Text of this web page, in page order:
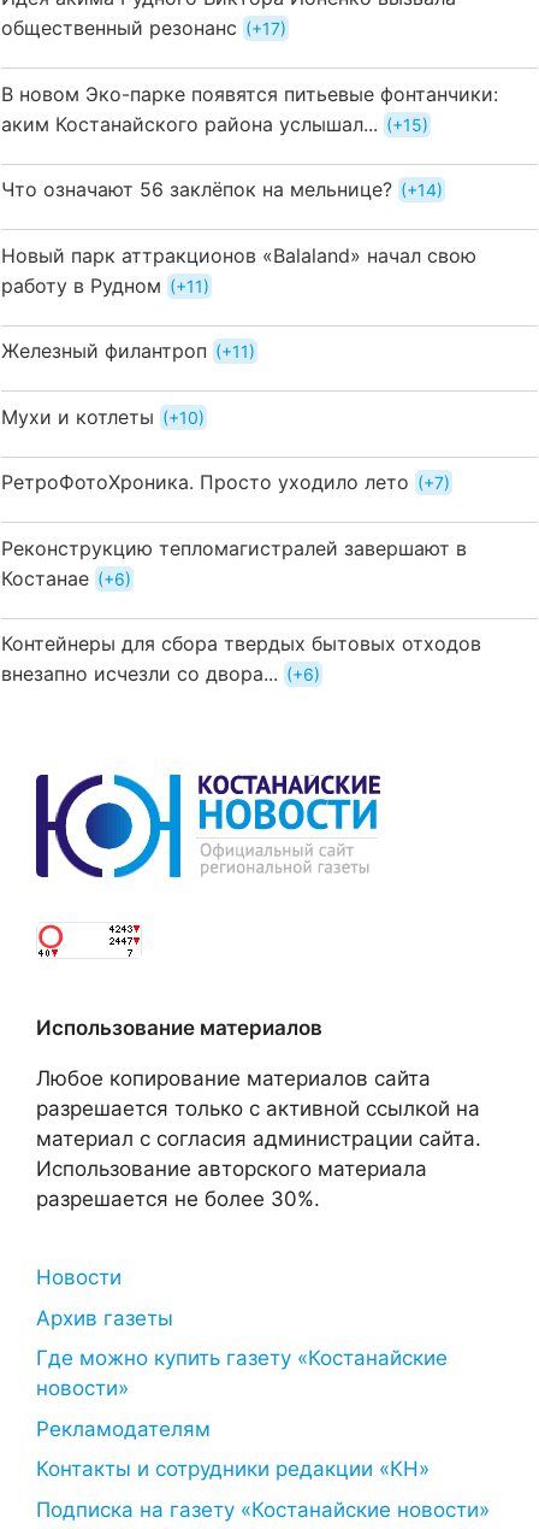
общественный резонанс
+17
В новом Эко-парке появятся питьевые фонтанчики:
аким Костанайского района услышал...
+15
Что означают 56 заклёпок на мельнице? +14
Новый парк аттракционов «Balaland» начал свою
работу в Рудном
+11
Железный филантроп +11
Мухи и котлеты +10
РетроФотоХроника. Просто уходило лето +7
Реконструкцию тепломагистралей завершают в
Костанае
+6
Контейнеры для сбора твердых бытовых отходов
внезапно исчезли со двора...
+6
Использование материалов
Любое копирование материалов сайта
разрешается только с активной ссылкой на
материал с согласия администрации сайта.
Использование авторского материала
разрешается не более 30%.
Новости
Архив газеты
Где можно купить газету «Костанайские
новости»
Рекламодателям
Контакты и сотрудники редакции «КН»
Подписка на газету «Костанайские новости»